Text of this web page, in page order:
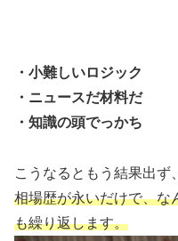
・小難しいロジック
・ニュースだ材料だ
・知識の頭でっかち
こうなるともう結果出ず
相場歴が永いだけで、な
も繰り返します。